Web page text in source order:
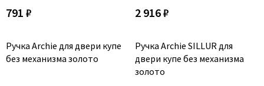
791 ₽
Ручка Archie для двери купе
без механизма золото
2 916 ₽
Ручка Archie SILLUR для
двери купе без механизма
золото